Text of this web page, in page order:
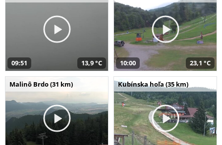
09:51 13,9 °C 10:00 23,1 °C
Malinô Brdo (31 km) Kubínska hoľa (35 km)